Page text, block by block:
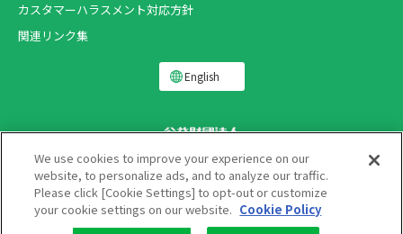
カスタマーハラスメント対応方針
関連リンク集
English
Copyright ®
THE LION FOUNDATION FOR DENTAL HEALTH.
We use cookies to improve your experience on our
website, to personalize ads, and to analyze our traffic.
Please click [Cookie Settings] to opt-out or customize
your cookie settings on our website. Cookie Policy